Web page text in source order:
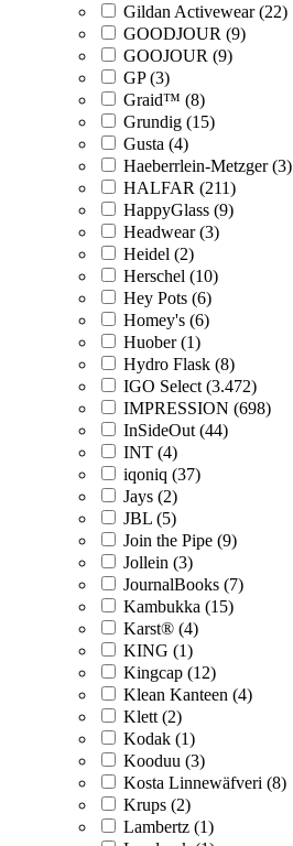
Gildan Activewear (22)
GOODJOUR (9)
GOOJOUR (9)
GP (3)
Graid™ (8)
Grundig (15)
Gusta (4)
Haeberrlein-Metzger (3)
HALFAR (211)
HappyGlass (9)
Headwear (3)
Heidel (2)
Herschel (10)
Hey Pots (6)
Homey's (6)
Huober (1)
Hydro Flask (8)
IGO Select (3.472)
IMPRESSION (698)
InSideOut (44)
INT (4)
iqoniq (37)
Jays (2)
JBL (5)
Join the Pipe (9)
Jollein (3)
JournalBooks (7)
Kambukka (15)
Karst® (4)
KING (1)
Kingcap (12)
Klean Kanteen (4)
Klett (2)
Kodak (1)
Kooduu (3)
Kosta Linnewäfveri (8)
Krups (2)
Lambertz (1)